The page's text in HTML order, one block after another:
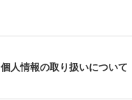
個人情報の取り扱いについて